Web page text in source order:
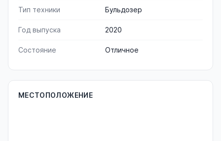
Тип техники Бульдозер
Год выпуска 2020
Состояние Отличное
МЕСТОПОЛОЖЕНИЕ